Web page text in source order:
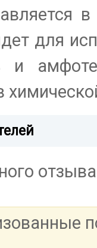
для
и